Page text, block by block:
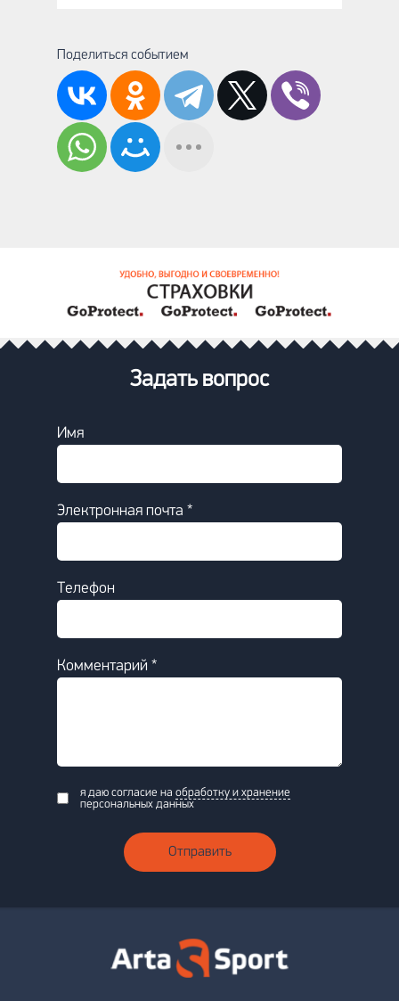
Поделиться событием
Задать вопрос
Имя
Электронная почта *
Телефон
Комментарий *
я даю согласие на обработку и хранение
персональных данных
Отправить